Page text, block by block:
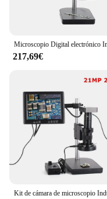
217,69€